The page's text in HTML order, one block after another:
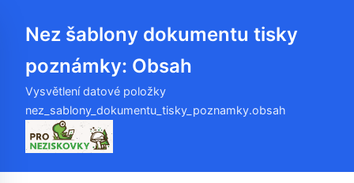
Nez šablony dokumentu tisky
poznámky: Obsah
Vysvětlení datové položky
nez_sablony_dokumentu_tisky_poznamky.obsah